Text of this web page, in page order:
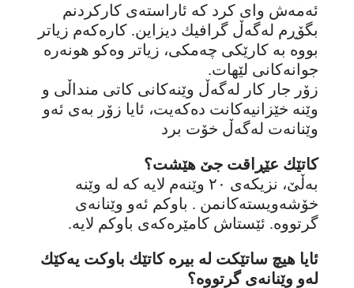
ئەمەش وای کرد کە ئاراستەی کارکردنم
بگۆڕم لەگەڵ گرافیك دیزاین. کارەکەم زیاتر
بووە بە کارێكی چەمکی، زیاتر وەکو هونەرە
جوانەکانی لێهات.
زۆر جار کار لەگەڵ وێنەکانی کاتی منداڵی و
وێنە خێزانیەکانت دەکەیت، ئایا زۆر بەی ئەو
وێنانەت لەگەڵ خۆت برد
کاتێك عێڕاقت جێ هێشت؟
بەڵێ، نزیکەی ٢٠ وێنەم لایە کە لە وێنە
خۆشەویستەکانمن . باوکم ئەو وێنانەی
گرتووە. ئێستاش کامێرەکەی باوکم لایە.
ئایا هیچ ساتێکت لە بیرە کاتێك باوکت یەکێك
لەو وێنانەی گرتووە؟